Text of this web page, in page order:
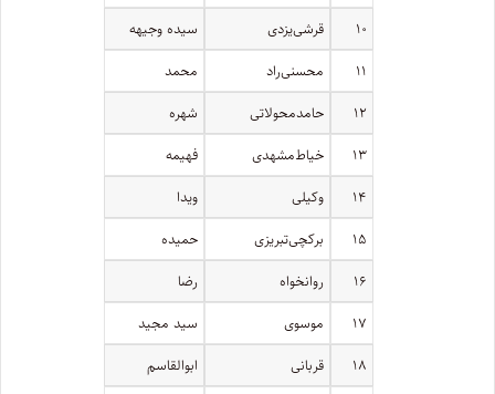
۱۰
قرشی‌یزدی
سیده وجیهه
۱۱
محسنی‌راد
محمد
۱۲
حامد‌محولاتی
شهره
۱۳
خیاط‌مشهدی
فهیمه
۱۴
وکیلی
ویدا
۱۵
برکچی‌تبریزی
حمیده
۱۶
روانخواه
رضا
۱۷
موسوی
سید مجید
۱۸
قربانی
ابوالقاسم